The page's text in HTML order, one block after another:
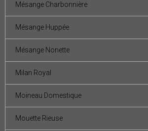
Mésange Charbonnière
Mésange Huppée
Mésange Nonette
Milan Royal
Moineau Domestique
Mouette Rieuse